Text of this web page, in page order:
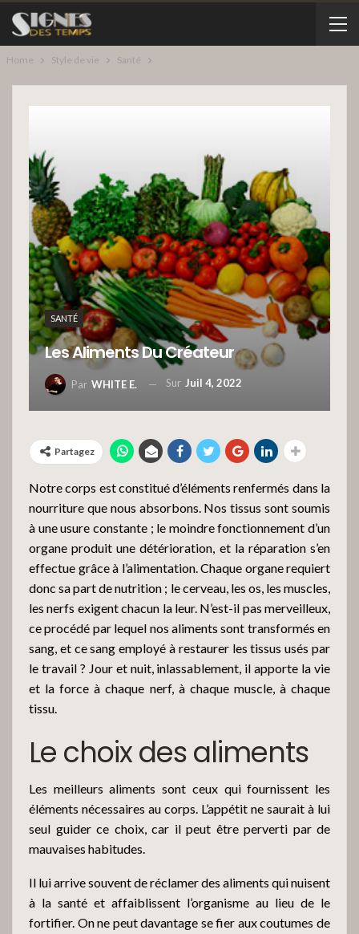
Home Style de vie Santé
SANTÉ
Les Aliments Du Créateur
Par WHITE E. Sur Juil 4, 2022
Partagez
Notre corps est constitué d’éléments renfermés dans la
nourriture que nous absorbons. Nos tissus sont soumis
à une usure constante ; le moindre fonctionnement d’un
organe produit une détérioration, et la réparation s’en
effectue grâce à l’alimentation. Chaque organe requiert
donc sa part de nutrition ; le cerveau, les os, les muscles,
les nerfs exigent chacun la leur. N’est-il pas merveilleux,
ce procédé par lequel nos aliments sont transformés en
sang, et ce sang employé à restaurer les tissus usés par
le travail ? Jour et nuit, inlassablement, il apporte la vie
et la force à chaque nerf, à chaque muscle, à chaque
tissu.
Le choix des aliments
Les meilleurs aliments sont ceux qui fournissent les
éléments nécessaires au corps. L’appétit ne saurait à lui
seul guider ce choix, car il peut être perverti par de
mauvaises habitudes.
Il lui arrive souvent de réclamer des aliments qui nuisent
à la santé et affaiblissent l’organisme au lieu de le
fortifier. On ne peut davantage se fier aux coutumes de